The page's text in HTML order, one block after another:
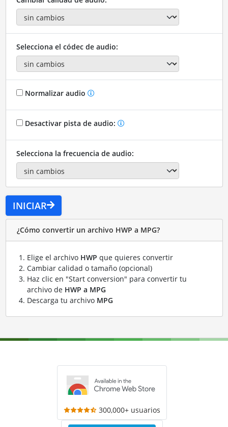
Selecciona el códec de audio:
Normalizar audio
Desactivar pista de audio:
Selecciona la frecuencia de audio:
INICIAR
¿Cómo convertir un archivo HWP a MPG?
Elige el archivo HWP que quieres convertir
Cambiar calidad o tamaño (opcional)
Haz clic en "Start conversion" para convertir tu
archivo de HWP a MPG
Descarga tu archivo MPG
300,000+ usuarios